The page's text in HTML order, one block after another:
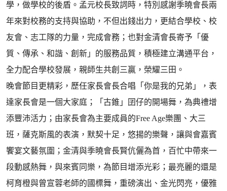
學，做學校的後盾。孟元校長致詞時，特別感謝季曉會長兩
年來對校務的支持與協助，不但出錢出力，更結合學校、校
友會、志工隊的力量，完成會務；也對金清會長寄予「優
質、傳承、和諧、創新」的服務品質，積極建立溝通平台，
全力配合學校發展，親師生共創三贏，榮耀三田。
晚會節目更精彩，歷任家長會長合唱「你是我的兄弟」，表
達家長會是一個大家庭；「古錐」囝仔的開場舞，為典禮增
添豐沛活力；由家長會為主要成員的Free Age樂團、大三
班，薩克斯風的表演，默契十足，悠揚的樂聲，讓與會嘉賓
饗宴文藝氛圍；金清與季曉會長賢伉儷為首，百忙中帶來一
段動感熱舞，與來賓同樂，為節目增添光彩；最亮麗的還是
柯育橙與曾宣蓉老師的國標舞，重磅演出、金光閃亮，優雅